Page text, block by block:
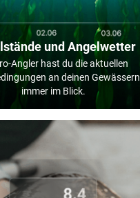
und Angelwetter
Angler hast du die aktuellen
an deinen Gewässern
immer im Blick.